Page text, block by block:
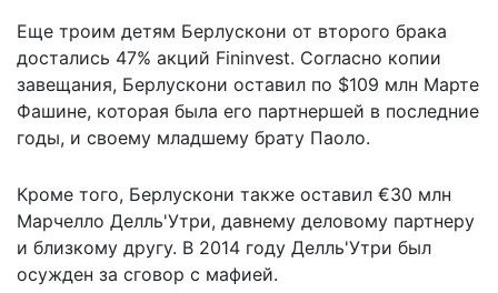
Еще троим детям Берлускони от второго брака
достались 47% акций Fininvest. Согласно копии
завещания, Берлускони оставил по $109 млн Марте
Фашине, которая была его партнершей в последние
годы, и своему младшему брату Паоло.
Кроме того, Берлускони также оставил €30 млн
Марчелло Делль'Утри, давнему деловому партнеру
и близкому другу. В 2014 году Делль'Утри был
осужден за сговор с мафией.